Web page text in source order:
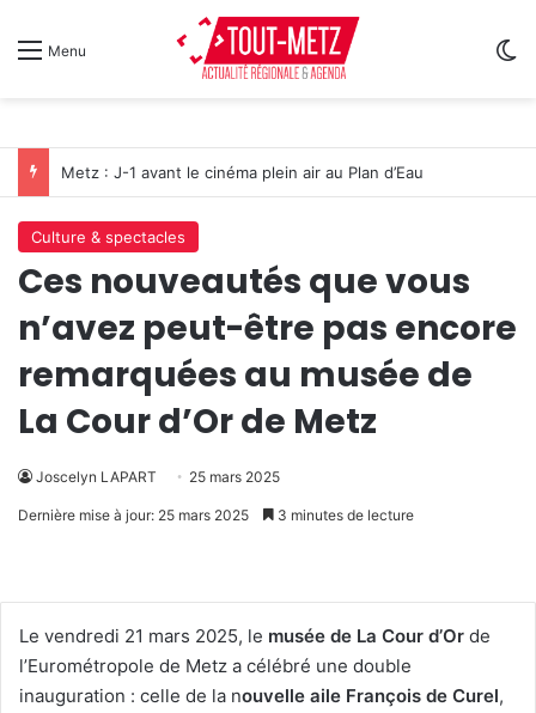
Menu
Culture & spectacles
Ces nouveautés que vous
n’avez peut-être pas encore
remarquées au musée de
La Cour d’Or de Metz
Joscelyn LAPART 25 mars 2025
Dernière mise à jour: 25 mars 2025 3 minutes de lecture
Le vendredi 21 mars 2025, le musée de La Cour d’Or de
l’Eurométropole de Metz a célébré une double
inauguration : celle de la nouvelle aile François de Curel,